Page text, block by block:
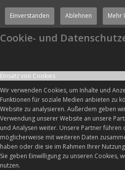
Einverstanden Ablehnen Mehr
Cookie- und
Einsatz von Cookies
Wir verwenden Cookies, um Inhalte und
Funktionen für soziale Medien anbieten zu
Website zu analysieren. Außerdem geben
Verwendung unserer Website an unsere
und Analysen weiter. Unsere Partner
möglicherweise mit weiteren Daten
haben oder die sie im Rahmen Ihrer
Sie geben Einwilligung zu unseren Cookies,
nutzen.